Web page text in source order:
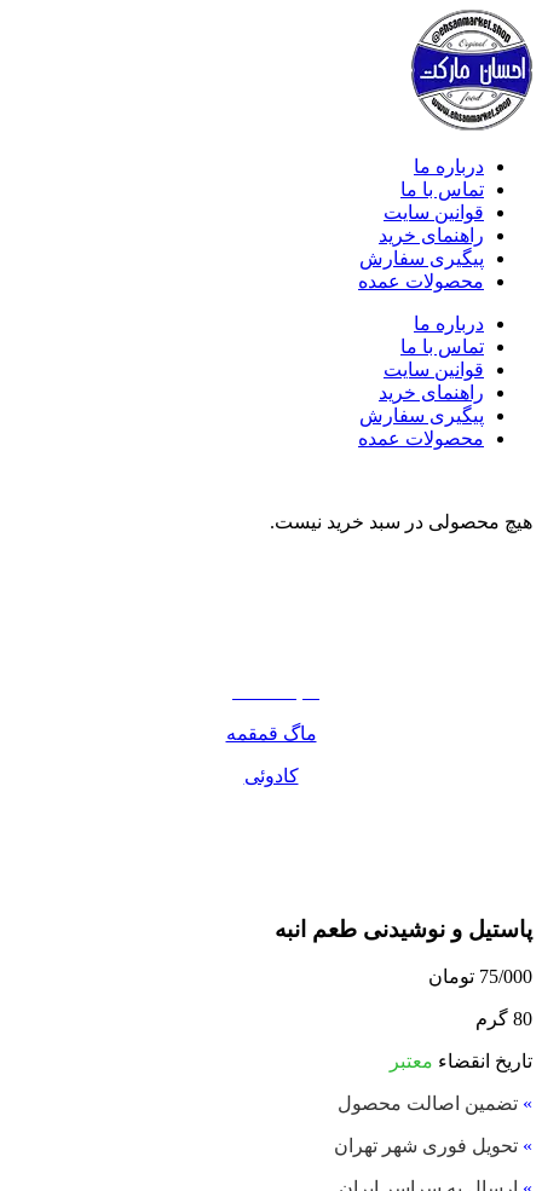
درباره ما
تماس با ما
قوانین سایت
راهنمای خرید
پیگیری سفارش
محصولات عمده
درباره ما
تماس با ما
قوانین سایت
راهنمای خرید
پیگیری سفارش
محصولات عمده
هیچ محصولی در سبد خرید نیست.
ماگ قمقمه
کادوئی
پاستیل و نوشیدنی طعم انبه
75/000 تومان
80 گرم
تاریخ انقضاء معتبر
» تضمین اصالت محصول
» تحویل فوری شهر تهران